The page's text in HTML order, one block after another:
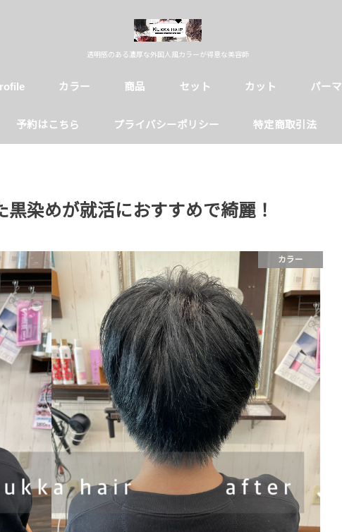
透明感のある濃厚な外国人風カラーが得意な美容師
カラー 商品 セット カット パーマ
予約はこちら プライバシーポリシー 特定商取引法
染めが就活におすすめで綺麗！
カラー